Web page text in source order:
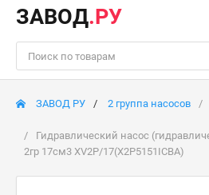
ЗАВОД.РУ
ЗАВОД РУ 2 группа насосов
Гидравлический насос
2гр 17см3 XV2P/17(X2P5151ICBA)